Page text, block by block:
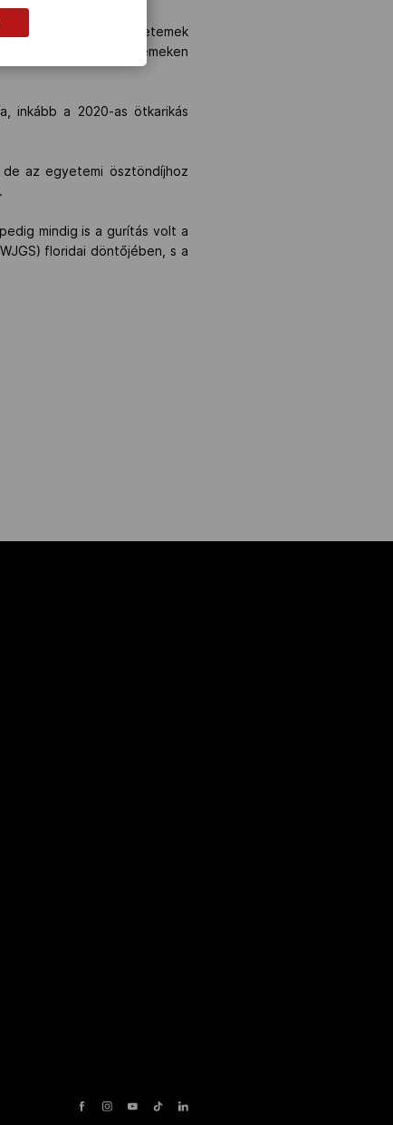
útja van, vagy az egyetemek
A kinti egyetemeken
inkább a 2020-as ötkarikás
de az egyetemi ösztöndíjhoz
mindig is a gurítás volt a
floridai döntőjében, s a